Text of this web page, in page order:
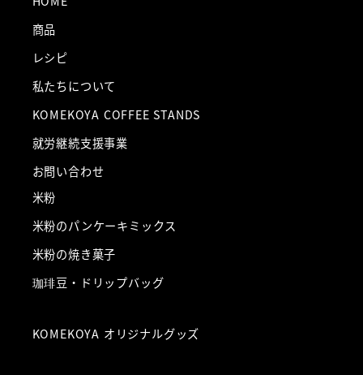
商品
レシピ
私たちについて
KOMEKOYA COFFEE STANDS
就労継続支援事業
お問い合わせ
米粉
米粉のパンケーキミックス
米粉の焼き菓子
珈琲豆・ドリップバッグ
KOMEKOYA オリジナルグッズ